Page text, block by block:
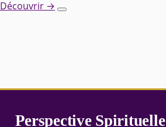
Découvrir →
Perspective Spirituelle